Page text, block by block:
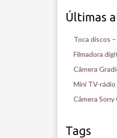
Últimas
Toca discos
Filmadora
Câmera
Mini TV-
Câmera
Tags